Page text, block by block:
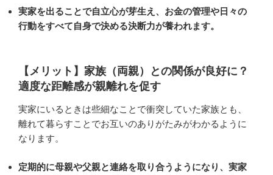
実家を出ることで自立心が芽生え、お金の管理や日々の
行動をすべて自身で決める決断力が養われます。
【メリット】家族（両親）との関係が良好に？
適度な距離感が親離れを促す
実家にいるときは些細なことで衝突していた家族とも、
離れて暮らすことでお互いのありがたみがわかるように
なります。
定期的に母親や父親と連絡を取り合うようになり、実家